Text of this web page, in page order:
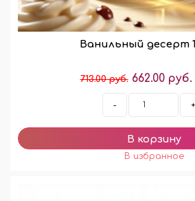
Ванильный десерт
713.00 руб. 662.00 руб.
- +